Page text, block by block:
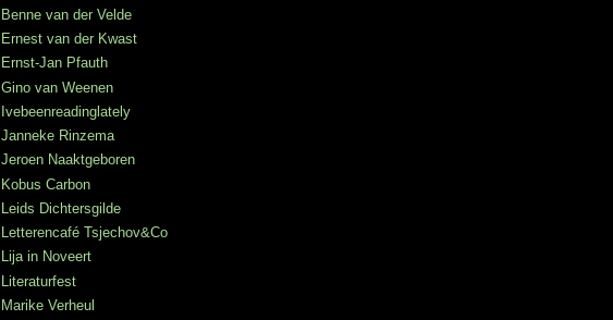
Benne van der Velde
Ernest van der Kwast
Ernst-Jan Pfauth
Gino van Weenen
Ivebeenreadinglately
Janneke Rinzema
Jeroen Naaktgeboren
Kobus Carbon
Leids Dichtersgilde
Letterencafé Tsjechov&Co
Lija in Noveert
Literaturfest
Marike Verheul